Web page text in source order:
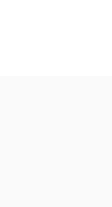
свои часы, и
образов